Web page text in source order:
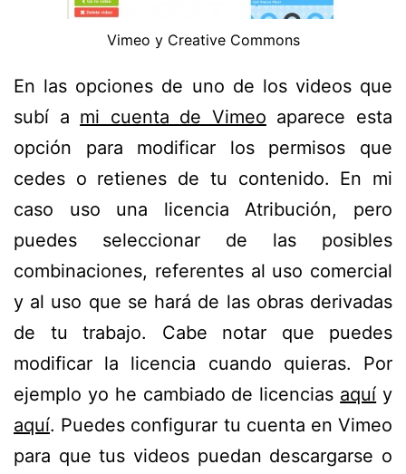
Vimeo y Creative Commons
En las opciones de uno de los videos que
subí a mi cuenta de Vimeo aparece esta
opción para modificar los permisos que
cedes o retienes de tu contenido. En mi
caso uso una licencia Atribución, pero
puedes seleccionar de las posibles
combinaciones, referentes al uso comercial
y al uso que se hará de las obras derivadas
de tu trabajo. Cabe notar que puedes
modificar la licencia cuando quieras. Por
ejemplo yo he cambiado de licencias aquí y
aquí. Puedes configurar tu cuenta en Vimeo
para que tus videos puedan descargarse o